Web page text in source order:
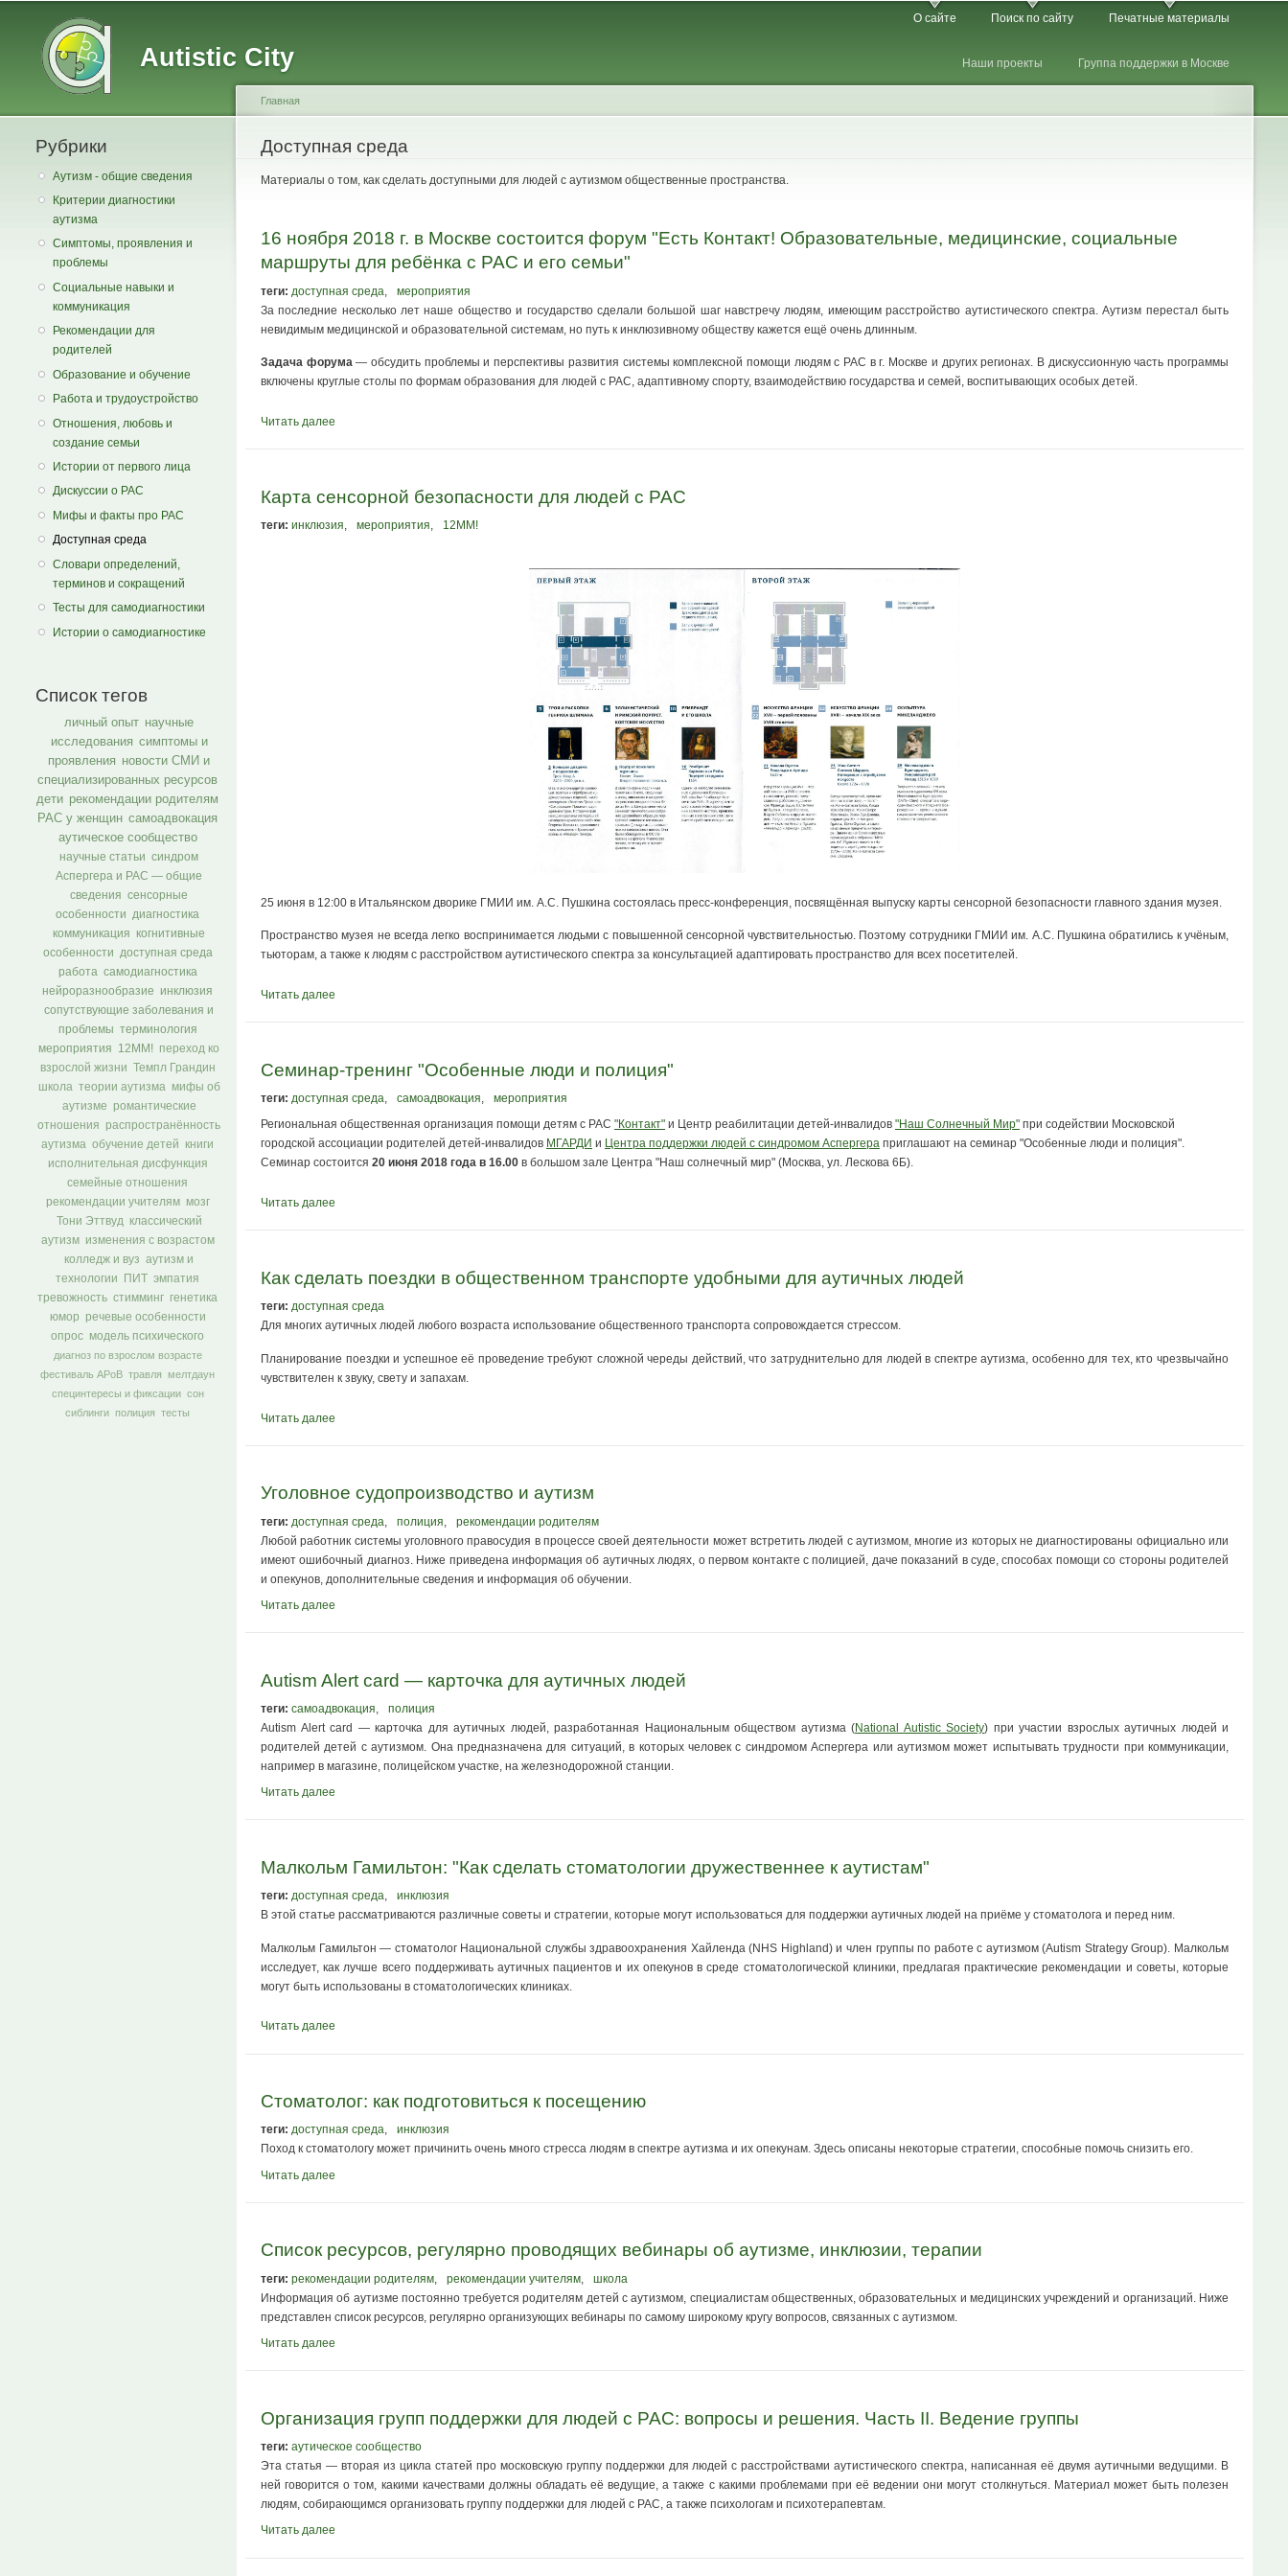
Autistic City
О сайте Поиск по сайту Печатные материалы
Наши проекты Группа поддержки в Москве
Рубрики
Аутизм - общие сведения
Критерии диагностики
аутизма
Симптомы, проявления и
проблемы
Социальные навыки и
коммуникация
Рекомендации для
родителей
Образование и обучение
Работа и трудоустройство
Отношения, любовь и
создание семьи
Истории от первого лица
Дискуссии о РАС
Мифы и факты про РАС
Доступная среда
Словари определений,
терминов и сокращений
Тесты для самодиагностики
Истории о самодиагностике
Список тегов
личный опыт научные
исследования симптомы и
проявления новости СМИ и
специализированных ресурсов
дети рекомендации родителям
РАС у женщин самоадвокация
аутическое сообщество
научные статьи синдром
Аспергера и РАС — общие
сведения сенсорные
особенности диагностика
коммуникация когнитивные
особенности доступная среда
работа самодиагностика
нейроразнообразие инклюзия
сопутствующие заболевания и
проблемы терминология
мероприятия 12ММ! переход ко
взрослой жизни
Темпл Грандин
школа теории аутизма
мифы об
аутизме
романтические
отношения
распространённость
аутизма обучение детей
книги
исполнительная дисфункция
семейные отношения
рекомендации учителям
мозг
Тони Эттвуд
классический
аутизм
изменения с возрастом
колледж и вуз аутизм и
технологии
ПИТ
эмпатия
тревожность стимминг генетика
юмор
речевые особенности
опрос модель психического
диагноз по взрослом возрасте
фестиваль АРоВ травля мелтдаун
специнтересы и фиксации сон
сиблинги полиция тесты
You are here
Главная
Доступная среда
Материалы о том, как сделать доступными для людей с аутизмом общественные пространства.
16 ноября 2018 г. в Москве состоится форум "Есть Контакт! Образовательные, медицинские, социальные
маршруты для ребёнка с РАС и его семьи"
теги: доступная среда
мероприятия
За последние несколько лет наше общество и государство сделали большой шаг навстречу людям, имеющим расстройство аутистического спектра. Аутизм перестал быть
невидимым медицинской и образовательной системам, но путь к инклюзивному обществу кажется ещё очень длинным.
Задача форума— обсудить проблемы и перспективы развития системы комплексной помощи людям с РАС в г. Москве и других регионах. В дискуссионную часть программы
включены круглые столы по формам образования для людей с РАС, адаптивному спорту, взаимодействию государства и семей, воспитывающих особых детей.
Читать далее
Карта сенсорной безопасности для людей с РАС
теги: инклюзия, мероприятия, 12ММ!
25 июня в 12:00 в Итальянском дворике ГМИИ им. А.С. Пушкина состоялась пресс-конференция, посвящённая выпуску карты сенсорной безопасности главного здания музея.
Пространство музея не всегда легко воспринимается людьми с повышенной сенсорной чувствительностью. Поэтому сотрудники ГМИИ им. А.С. Пушкина обратились к учёным,
тьюторам, а также к людям с расстройством аутистического спектра за консультацией адаптировать пространство для всех посетителей.
Читать далее
Семинар-тренинг "Особенные люди и полиция"
теги: доступная среда, самоадвокация,
мероприятия
Региональная общественная организация помощи детям с РАС "Контакт" и Центр реабилитации детей-инвалидов "Наш Солнечный Мир" при содействии Московской
городской ассоциации родителей детей-инвалидов МГАРДИ и Центра поддержки людей с синдромом Аспергера приглашают на семинар "Особенные люди и полиция".
Семинар состоится 20 июня 2018 года в 16.00 в большом зале Центра "Наш солнечный мир" (Москва, ул. Лескова 6Б).
Читать далее
Как сделать поездки в общественном транспорте удобными для аутичных людей
теги: доступная среда
Для многих аутичных людей любого возраста использование общественного транспорта сопровождается стрессом.
Планирование поездки и успешное её проведение требуют сложной череды действий, что затруднительно для людей в спектре аутизма, особенно для тех, кто чрезвычайно
чувствителен к звуку, свету и запахам.
Читать далее
Уголовное судопроизводство и аутизм
теги: доступная среда полиция
рекомендации родителям
Любой работник системы уголовного правосудия в процессе своей деятельности может встретить людей с аутизмом, многие из которых не диагностированы официально или
имеют ошибочный диагноз. Ниже приведена информация об аутичных людях, о первом контакте с полицией, даче показаний в суде, способах помощи со стороны родителей
и опекунов, дополнительные сведения и информация об обучении.
Читать далее
Autism Alert card — карточка для аутичных людей
теги: самоадвокация
полиция
Autism Alert card — карточка для аутичных людей, разработанная Национальным обществом аутизма (National Autistic Society) при участии взрослых аутичных людей и
родителей детей с аутизмом. Она предназначена для ситуаций, в которых человек с синдромом Аспергера или аутизмом может испытывать трудности при коммуникации,
например в магазине, полицейском участке, на железнодорожной станции.
Читать далее
Малкольм Гамильтон: "Как сделать стоматологии дружественнее к аутистам"
теги: доступная среда,
инклюзия
В этой статье рассматриваются различные советы и стратегии, которые могут использоваться для поддержки аутичных людей на приёме у стоматолога и перед ним.
Малкольм Гамильтон — стоматолог Национальной службы здравоохранения Хайленда (NHS Highland) и член группы по работе с аутизмом (Autism Strategy Group). Малкольм
исследует, как лучше всего поддерживать аутичных пациентов и их опекунов в среде стоматологической клиники, предлагая практические рекомендации и советы, которые
могут быть использованы в стоматологических клиниках.
Читать далее
Стоматолог: как подготовиться к посещению
теги: доступная среда,
инклюзия
Поход к стоматологу может причинить очень много стресса людям в спектре аутизма и их опекунам. Здесь описаны некоторые стратегии, способные помочь снизить его.
Читать далее
​Список ресурсов, регулярно проводящих вебинары об аутизме, инклюзии, терапии
теги: рекомендации родителям рекомендации учителям
школа
Информация об аутизме постоянно требуется родителям детей с аутизмом, специалистам общественных, образовательных и медицинских учреждений и организаций. Ниже
представлен список ресурсов, регулярно организующих вебинары по самому широкому кругу вопросов, связанных с аутизмом.
Читать далее
Организация групп поддержки для людей с РАС: вопросы и решения. Часть II. Ведение группы
теги: аутическое сообщество
Эта статья — вторая из цикла статей про московскую группу поддержки для людей с расстройствами аутистического спектра, написанная её двумя аутичными ведущими. В
ней говорится о том, какими качествами должны обладать её ведущие, а также с какими проблемами при её ведении они могут столкнуться. Материал может быть полезен
людям, собирающимся организовать группу поддержки для людей с РАС, а также психологам и психотерапевтам.
Читать далее